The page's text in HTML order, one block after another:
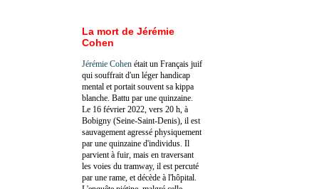
La mort de Jérémie
Cohen
Jérémie Cohen était un Français juif
qui souffrait d'un léger handicap
mental et portait souvent sa kippa
blanche. Battu par une quinzaine.
Le 16 février 2022, vers 20 h, à
Bobigny (Seine-Saint-Denis), il est
sauvagement agressé physiquement
par une quinzaine d'individus. Il
parvient à fuir, mais en traversant
les voies du tramway, il est percuté
par une rame, et décède à l'hôpital.